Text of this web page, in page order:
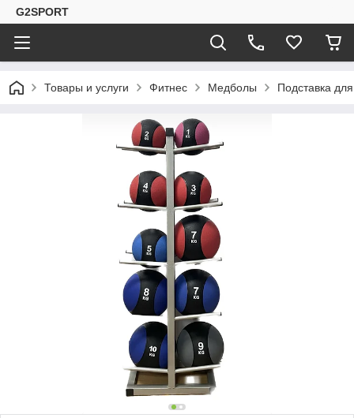
G2SPORT
Товары и услуги Фитнес Медболы Подставка